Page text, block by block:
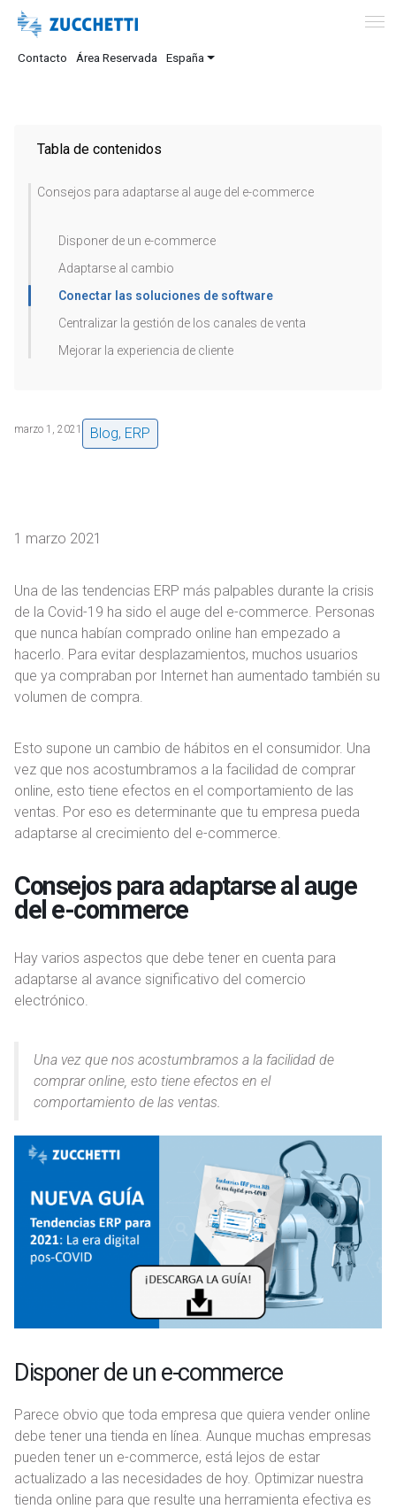
Contacto Área Reservada España
Tabla de contenidos
Consejos para adaptarse al auge del e-commerce
Disponer de un e-commerce
Adaptarse al cambio
Conectar las soluciones de software
Centralizar la gestión de los canales de venta
Mejorar la experiencia de cliente
marzo 1, 2021 Blog, ERP
1 marzo 2021
Una de las tendencias ERP más palpables durante la crisis
de la Covid-19 ha sido el auge del e-commerce. Personas
que nunca habían comprado online han empezado a
hacerlo. Para evitar desplazamientos, muchos usuarios
que ya compraban por Internet han aumentado también su
volumen de compra.
Esto supone un cambio de hábitos en el consumidor. Una
vez que nos acostumbramos a la facilidad de comprar
online, esto tiene efectos en el comportamiento de las
ventas. Por eso es determinante que tu empresa pueda
adaptarse al crecimiento del e-commerce.
Consejos para adaptarse al auge
del e-commerce
Hay varios aspectos que debe tener en cuenta para
adaptarse al avance significativo del comercio
electrónico.
Una vez que nos acostumbramos a la facilidad de
comprar online, esto tiene efectos en el
comportamiento de las ventas.
Disponer de un e-commerce
Parece obvio que toda empresa que quiera vender online
debe tener una tienda en línea. Aunque muchas empresas
pueden tener un e-commerce, está lejos de estar
actualizado a las necesidades de hoy. Optimizar nuestra
tienda online para que resulte una herramienta efectiva es